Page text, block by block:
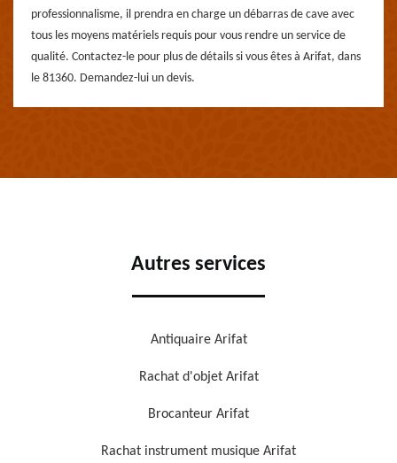
professionnalisme, il prendra en charge un débarras de cave avec
tous les moyens matériels requis pour vous rendre un service de
qualité. Contactez-le pour plus de détails si vous êtes à Arifat, dans
le 81360. Demandez-lui un devis.
Autres services
Antiquaire Arifat
Rachat d'objet Arifat
Brocanteur Arifat
Rachat instrument musique Arifat